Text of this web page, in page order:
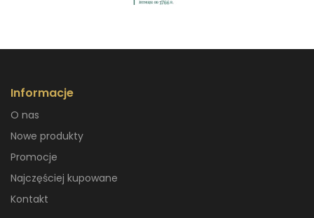
Informacje
O nas
Nowe produkty
Promocje
Najczęściej kupowane
Kontakt